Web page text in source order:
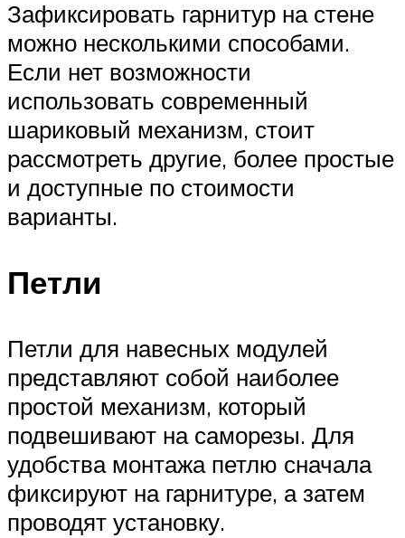
Зафиксировать гарнитур на стене
можно несколькими способами.
Если нет возможности
использовать современный
шариковый механизм, стоит
рассмотреть другие, более простые
и доступные по стоимости
варианты.
Петли
Петли для навесных модулей
представляют собой наиболее
простой механизм, который
подвешивают на саморезы. Для
удобства монтажа петлю сначала
фиксируют на гарнитуре, а затем
проводят установку.